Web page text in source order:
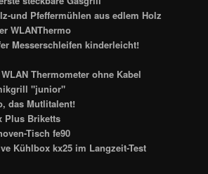
und Pfeffermühlen aus edlem Holz
WLANThermo
Messerschleifen kinderleicht!
Thermometer ohne Kabel
"junior"
das Mutlitalent!
Plus Briketts
Tisch fe90
Kühlbox kx25 im Langzeit-Test